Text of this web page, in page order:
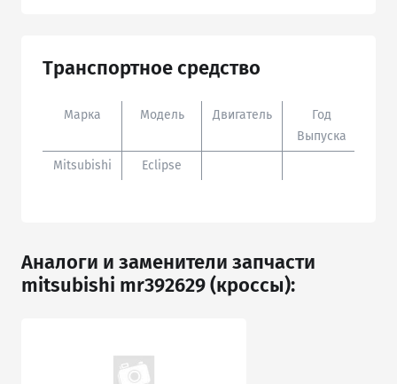
Транспортное средство
Марка Модель Двигатель
Год
Выпуска
Mitsubishi Eclipse
Аналоги и заменители запчасти
mitsubishi mr392629 (кроссы):